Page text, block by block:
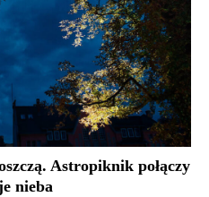
Astropiknik połączy
nieba